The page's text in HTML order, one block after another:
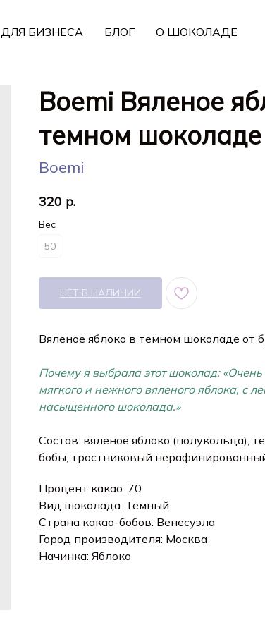
ДЛЯ БИЗНЕСА БЛОГ О ШОКОЛАДЕ
Boemi Вяленое
темном шоколаде
Boemi
320 р.
Вес
50
НЕТ В НАЛИЧИИ
Вяленое яблоко в темном шоколаде от
Почему я выбрала этот шоколад:
мягкого и нежного вяленого яблока, с
насыщенного шоколада.»
Состав: вяленое яблоко (полукольца),
бобы, тростниковый
Процент какао: 70
Вид шоколада: Темный
Страна какао-бобов: Венесуэла
Город производителя: Москва
Начинка: Яблоко